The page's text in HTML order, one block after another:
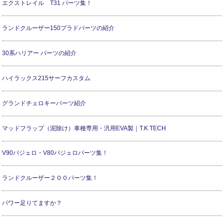
エクストレイル T31 パーツ集！
ランドクルーザー150プラドパーツの紹介
30系ハリアー パーツの紹介
ハイラックス215サーフカスタム
グランドチェロキーパーツ紹介
マッドフラップ（泥除け）車種専用・汎用EVA製｜T.K TECH
V90パジェロ・V80パジェロパーツ集！
ランドクルーザー２００パーツ集！
パワー足りてますか？